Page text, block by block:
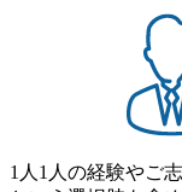
った社会課題やテ
事例などを基に企
みを行うプロフェ
象となるポジショ
(調達改革・設備
流改革/需給プロセ
仕事内容からお話
ルティングにご興
にはWebテストを
日までにプログラ
ム : 8月29日(土
・プログラム期間
1人1人の経験やご